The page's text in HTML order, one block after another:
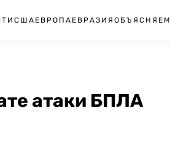
США ЕВРОПА ЕВРАЗИЯ ОБЪЯСНЯЕМ
атаки БПЛА